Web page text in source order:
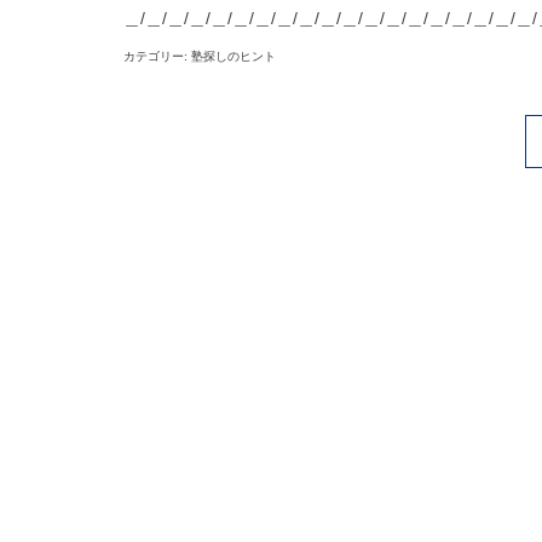
＿/＿/＿/＿/＿/＿/＿/＿/＿/＿/＿/＿/＿/＿/＿/＿/＿/＿/
カテゴリー: 塾探しのヒント